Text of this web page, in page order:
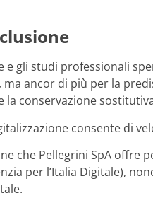
e gli studi professionali
ancor di più per la
la conservazione
consente di
che Pellegrini SpA offre
per l’Italia Digitale),